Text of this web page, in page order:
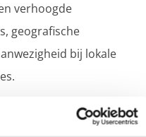
verhoogde
geografische
bij lokale